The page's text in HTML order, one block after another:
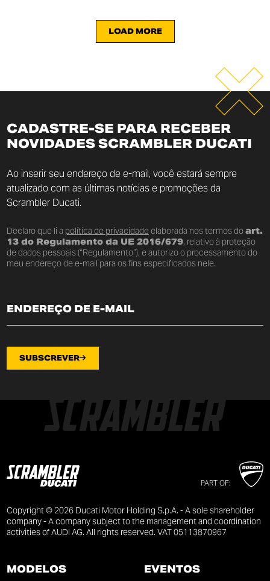
LOAD MORE
CADASTRE-SE PARA RECEBER
NOVIDADES SCRAMBLER DUCATI
Ao inserir seu endereço de e-mail, você estará sempre
atualizado com as últimas notícias e promoções da
Scrambler Ducati.
Declaro que li a política de privacidadeelaborada nos termos doart.
13 do Regulamento da UE 2016/679, relativo à proteção
de dados pessoais (“Regulamento”), e autorizo o processamento do
meu endereço de e-mail para os fins especificados nele.
SUBSCREVER
PART OF:
Copyright © 2026 Ducati Motor Holding S.p.A. - A sole shareholder
company - A company subject to the management and coordination
activities of AUDI AG. All rights reserved. VAT 05113870967
MODELOS EVENTOS